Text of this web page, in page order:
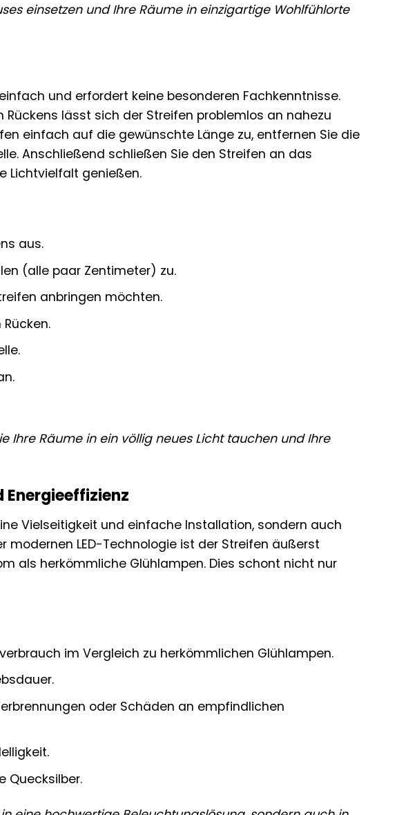
einsetzen und Ihre Räume in einzigartige Wohlfühlorte
und erfordert keine besonderen Fachkenntnisse.
lässt sich der Streifen problemlos an nahezu
einfach auf die gewünschte Länge zu, entfernen Sie die
Anschließend schließen Sie den Streifen an das
Lichtvielfalt genießen.
aus.
(alle paar Zentimeter) zu.
anbringen möchten.
Ihre Räume in ein völlig neues Licht tauchen und Ihre
Vielseitigkeit und einfache Installation, sondern auch
modernen LED-Technologie ist der Streifen äußerst
als herkömmliche Glühlampen. Dies schont nicht nur
im Vergleich zu herkömmlichen Glühlampen.
oder Schäden an empfindlichen
Quecksilber.